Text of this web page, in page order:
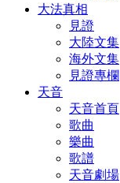
大法真相
見證
大陸文集
海外文集
見證專欄
天音
天音首頁
歌曲
樂曲
歌譜
天音劇場